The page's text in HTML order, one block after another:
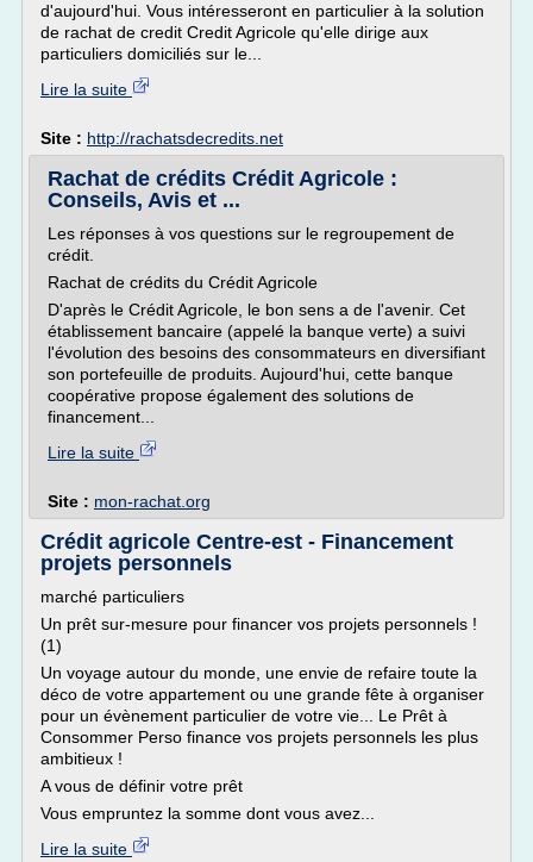
d'aujourd'hui. Vous intéresseront en particulier à la solution
de rachat de credit Credit Agricole qu'elle dirige aux
particuliers domiciliés sur le...
Lire la suite
Site : http://rachatsdecredits.net
Rachat de crédits Crédit Agricole :
Conseils, Avis et ...
Les réponses à vos questions sur le regroupement de
crédit.
Rachat de crédits du Crédit Agricole
D'après le Crédit Agricole, le bon sens a de l'avenir. Cet
établissement bancaire (appelé la banque verte) a suivi
l'évolution des besoins des consommateurs en diversifiant
son portefeuille de produits. Aujourd'hui, cette banque
coopérative propose également des solutions de
financement...
Lire la suite
Site : mon-rachat.org
Crédit agricole Centre-est - Financement
projets personnels
marché particuliers
Un prêt sur-mesure pour financer vos projets personnels !
(1)
Un voyage autour du monde, une envie de refaire toute la
déco de votre appartement ou une grande fête à organiser
pour un évènement particulier de votre vie... Le Prêt à
Consommer Perso finance vos projets personnels les plus
ambitieux !
A vous de définir votre prêt
Vous empruntez la somme dont vous avez...
Lire la suite